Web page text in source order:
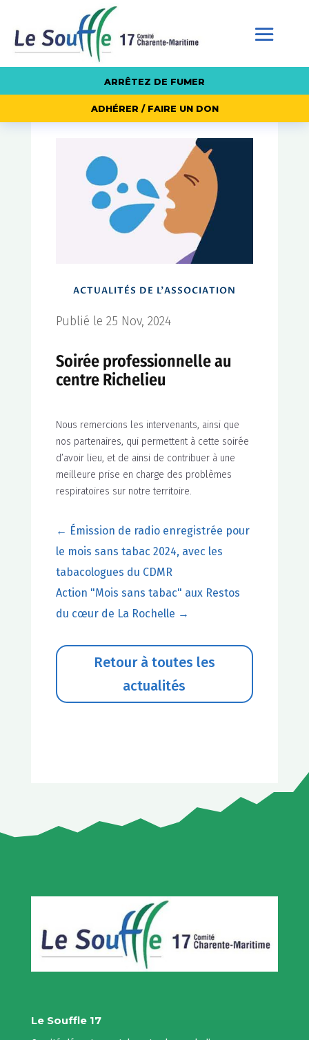
ARRÊTEZ DE FUMER
ADHÉRER / FAIRE UN DON
ACTUALITÉS DE L'ASSOCIATION
Publié le 25 Nov, 2024
Soirée professionnelle au
centre Richelieu
Nous remercions les intervenants, ainsi que
nos partenaires, qui permettent à cette soirée
d’avoir lieu, et de ainsi de contribuer à une
meilleure prise en charge des problèmes
respiratoires sur notre territoire.
← Émission de radio enregistrée pour
le mois sans tabac 2024, avec les
tabacologues du CDMR
Action "Mois sans tabac" aux Restos
du cœur de La Rochelle →
Retour à toutes les
actualités
Le Souffle 17